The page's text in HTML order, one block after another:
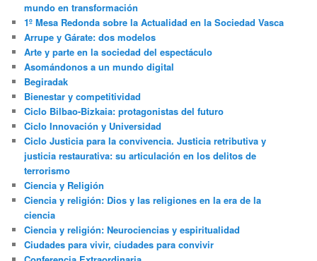
mundo en transformación
1º Mesa Redonda sobre la Actualidad en la Sociedad Vasca
Arrupe y Gárate: dos modelos
Arte y parte en la sociedad del espectáculo
Asomándonos a un mundo digital
Begiradak
Bienestar y competitividad
Ciclo Bilbao-Bizkaia: protagonistas del futuro
Ciclo Innovación y Universidad
Ciclo Justicia para la convivencia. Justicia retributiva y
justicia restaurativa: su articulación en los delitos de
terrorismo
Ciencia y Religión
Ciencia y religión: Dios y las religiones en la era de la
ciencia
Ciencia y religión: Neurociencias y espiritualidad
Ciudades para vivir, ciudades para convivir